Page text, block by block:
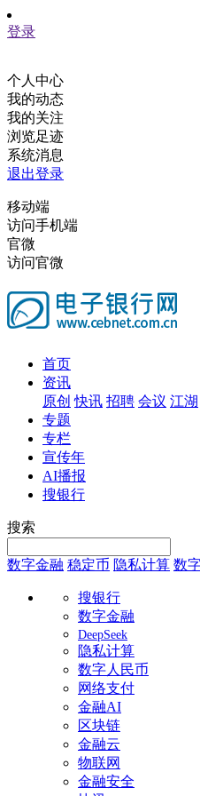
登录
个人中心
我的动态
我的关注
浏览足迹
系统消息
退出登录
移动端
访问手机端
官微
访问官微
首页
资讯
原创 快讯 招聘 会议 江湖
专题
专栏
宣传年
AI播报
搜银行
搜索
数字金融 稳定币 隐私计算 数
搜银行
数字金融
DeepSeek
隐私计算
数字人民币
网络支付
金融AI
区块链
金融云
物联网
金融安全